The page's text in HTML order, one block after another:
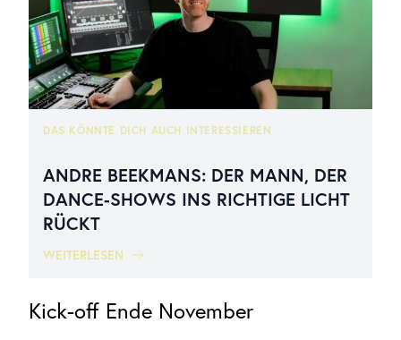
DAS KÖNNTE DICH AUCH INTERESSIEREN
ANDRE BEEKMANS: DER MANN, DER
DANCE-SHOWS INS RICHTIGE LICHT
RÜCKT
WEITERLESEN
Kick-off Ende November